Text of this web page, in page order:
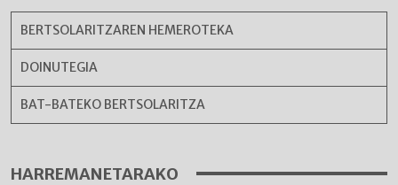
BERTSOLARITZAREN HEMEROTEKA
DOINUTEGIA
BAT-BATEKO BERTSOLARITZA
HARREMANETARAKO